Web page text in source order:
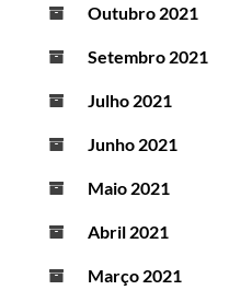
Outubro 2021
Setembro 2021
Julho 2021
Junho 2021
Maio 2021
Abril 2021
Março 2021